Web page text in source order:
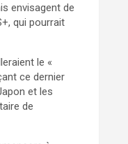
envisagent de
qui pourrait
le «
ce dernier
et les
de